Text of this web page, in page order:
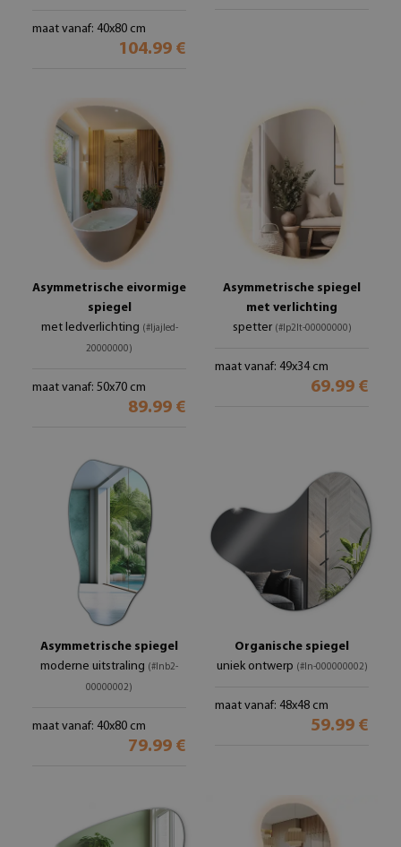
maat vanaf: 40x80 cm
104.99 €
Asymmetrische eivormige
spiegel
met ledverlichting (#ljajled-
20000000)
maat vanaf: 50x70 cm
89.99 €
Asymmetrische spiegel
met verlichting
spetter (#lp2lt-00000000)
maat vanaf: 49x34 cm
69.99 €
Asymmetrische spiegel
moderne uitstraling (#lnb2-
00000002)
maat vanaf: 40x80 cm
79.99 €
Organische spiegel
uniek ontwerp (#ln-000000002)
maat vanaf: 48x48 cm
59.99 €